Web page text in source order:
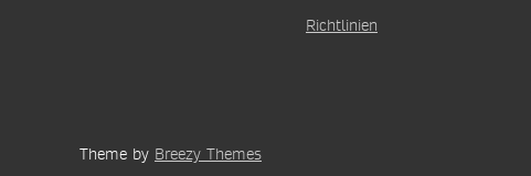
Richtlinien
Theme by Breezy Themes